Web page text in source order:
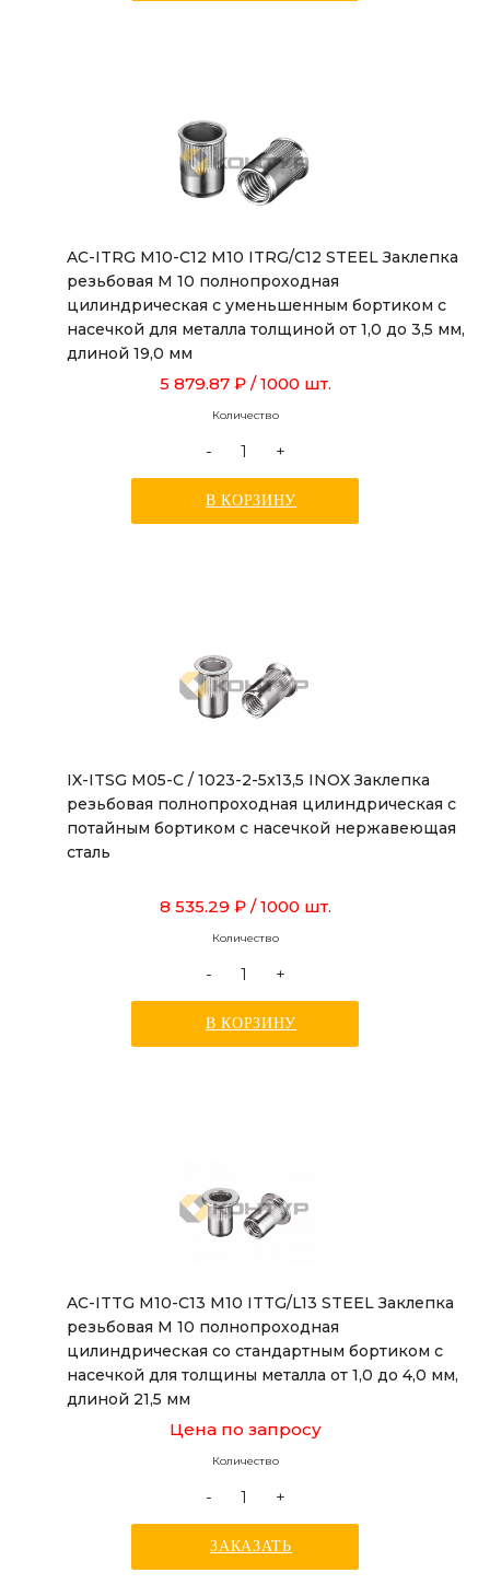
AC-ITRG M10-C12 M10 ITRG/C12 STEEL Заклепка
резьбовая М 10 полнопроходная
цилиндрическая с уменьшенным бортиком с
насечкой для металла толщиной от 1,0 до 3,5 мм,
длиной 19,0 мм
5 879.87 ₽ / 1000 шт.
Количество
- +
В КОРЗИНУ
IX-ITSG M05-C / 1023-2-5x13,5 INOX Заклепка
резьбовая полнопроходная цилиндрическая с
потайным бортиком с насечкой нержавеющая
сталь
8 535.29 ₽ / 1000 шт.
Количество
- +
В КОРЗИНУ
AC-ITTG M10-C13 M10 ITTG/L13 STEEL Заклепка
резьбовая М 10 полнопроходная
цилиндрическая со стандартным бортиком с
насечкой для толщины металла от 1,0 до 4,0 мм,
длиной 21,5 мм
Цена по запросу
Количество
- +
ЗАКАЗАТЬ